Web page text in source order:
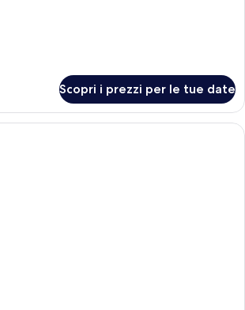
Scopri i prezzi per le tue date